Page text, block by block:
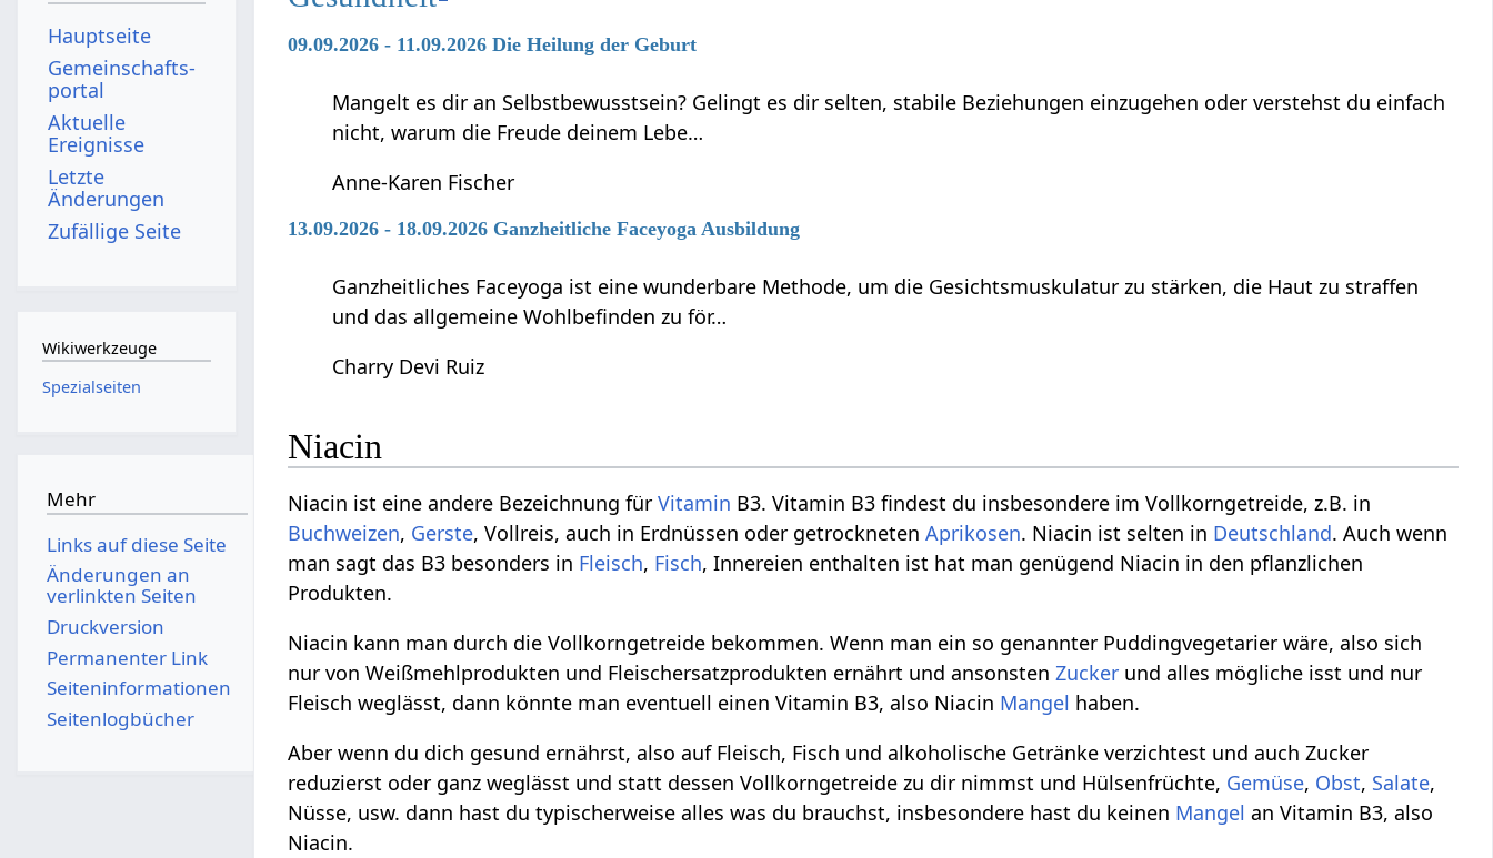
09.09.2026 - 11.09.2026 Die Heilung der Geburt
Mangelt es dir an Selbstbewusstsein? Gelingt es dir selten, stabile Beziehungen einzugehen oder verstehst du einfach
nicht, warum die Freude deinem Lebe…
Anne-Karen Fischer
13.09.2026 - 18.09.2026 Ganzheitliche Faceyoga Ausbildung
Ganzheitliches Faceyoga ist eine wunderbare Methode, um die Gesichtsmuskulatur zu stärken, die Haut zu straffen
und das allgemeine Wohlbefinden zu för…
Charry Devi Ruiz
Niacin
Niacin ist eine andere Bezeichnung fürVitamin B3. Vitamin B3 findest du insbesondere im Vollkorngetreide, z.B. in
Buchweizen, Gerste, Vollreis, auch in Erdnüssen oder getrocknetenAprikosen. Niacin ist selten in Deutschland. Auch wenn
man sagt das B3 besonders in Fleisch, Fisch, Innereien enthalten ist hat man genügend Niacin in den pflanzlichen
Produkten.
Niacin kann man durch die Vollkorngetreide bekommen. Wenn man ein so genannter Puddingvegetarier wäre, also sich
nur von Weißmehlprodukten und Fleischersatzprodukten ernährt und ansonstenZucker und alles mögliche isst und nur
Fleisch weglässt, dann könnte man eventuell einen Vitamin B3, also Niacin Mangel haben.
Aber wenn du dich gesund ernährst, also auf Fleisch, Fisch und alkoholische Getränke verzichtest und auch Zucker
reduzierst oder ganz weglässt und statt dessen Vollkorngetreide zu dir nimmst und Hülsenfrüchte, Gemüse, Obst, Salate,
Nüsse, usw. dann hast du typischerweise alles was du brauchst, insbesondere hast du keinen Mangel an Vitamin B3, also
Niacin.
Hauptseite
Gemeinschafts­
portal
Aktuelle
Ereignisse
Letzte
Änderungen
Zufällige Seite
Wikiwerkzeuge
Spezialseiten
Mehr
Links auf diese Seite
Änderungen an
verlinkten Seiten
Druckversion
Permanenter Link
Seiten­­informationen
Seitenlogbücher